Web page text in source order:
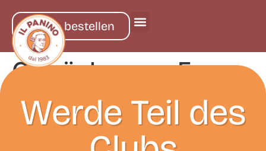
online bestellen
Getränke vom Fass
Werde Teil des